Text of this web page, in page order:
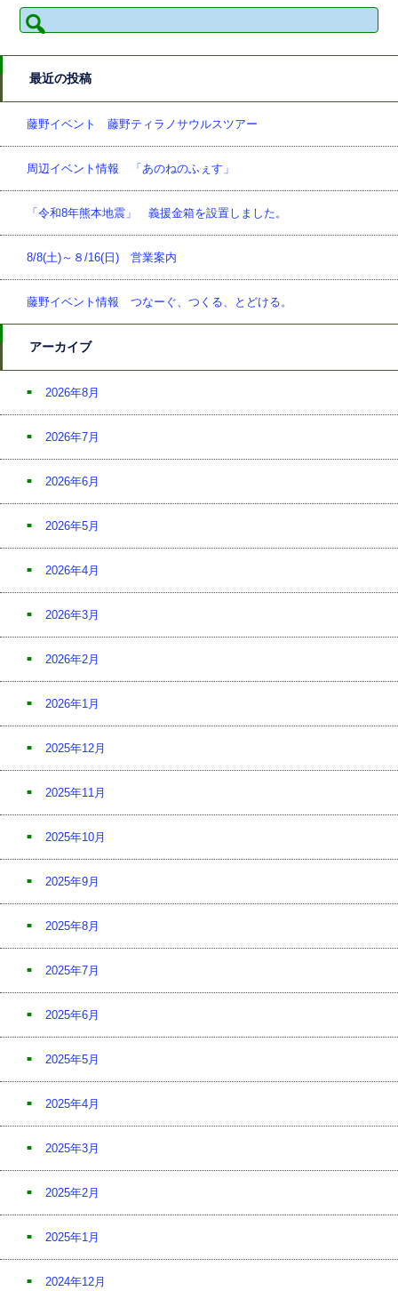
検
索:
最近の投稿
藤野イベント 藤野ティラノサウルスツアー
周辺イベント情報 「あのねのふぇす」
「令和8年熊本地震」 義援金箱を設置しました。
8/8(土)～８/16(日) 営業案内
藤野イベント情報 つなーぐ、つくる、とどける。
アーカイブ
2026年8月
2026年7月
2026年6月
2026年5月
2026年4月
2026年3月
2026年2月
2026年1月
2025年12月
2025年11月
2025年10月
2025年9月
2025年8月
2025年7月
2025年6月
2025年5月
2025年4月
2025年3月
2025年2月
2025年1月
2024年12月